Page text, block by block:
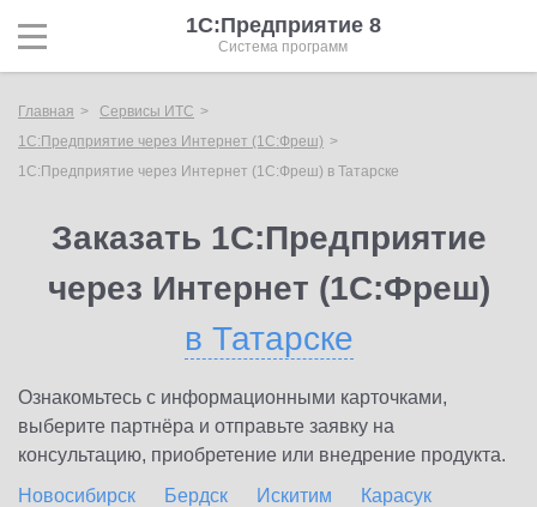
1С:Предприятие 8
Система программ
Главная
Сервисы ИТС
1С:Предприятие через Интернет (1С:Фреш)
1С:Предприятие через Интернет (1С:Фреш) в Татарске
Заказать 1С:Предприятие
через Интернет (1С:Фреш)
в Татарске
Ознакомьтесь с информационными карточками,
выберите партнёра и отправьте заявку на
консультацию, приобретение или внедрение продукта.
Новосибирск
Бердск Искитим
Карасук